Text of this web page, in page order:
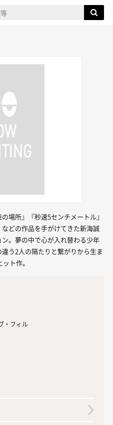
場所』『秒速5センチメートル』
どの作品を手がけてきた新海誠
。夢の中で心が入れ替わる少年
う2人の隔たりと繋がりから生ま
ト作。
・フィル